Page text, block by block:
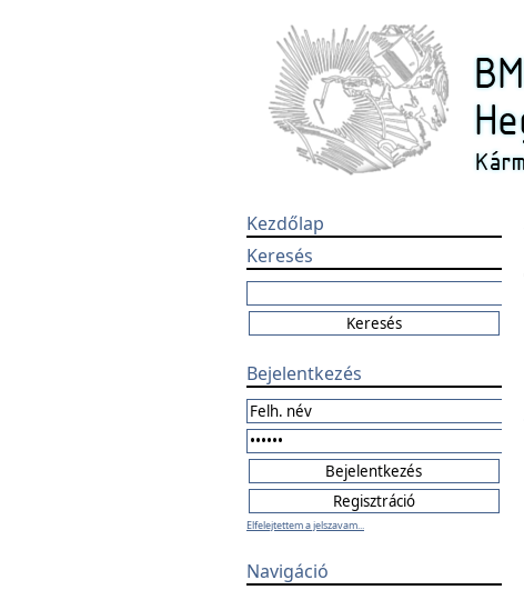
Kezdőlap
Keresés
Bejelentkezés
Elfelejtettem a jelszavam...
Navigáció